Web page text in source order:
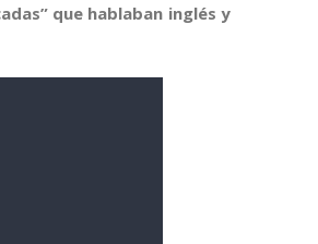
que hablaban inglés y